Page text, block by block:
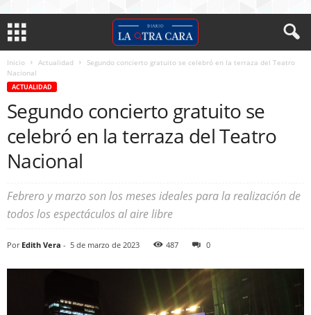
Inicio Actualidad
Segundo concierto gratuito se celebró en la terraza del Teatro
Nacional
ACTUALIDAD
Segundo concierto gratuito se
celebró en la terraza del Teatro
Nacional
Febrero y marzo son los meses ideales para la realización de
todos los espectáculos al aire libre
Por Edith Vera - 5 de marzo de 2023 487 0